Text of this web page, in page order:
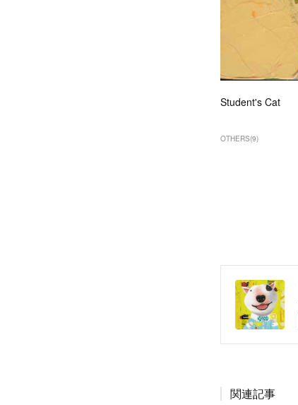
Student's Cat
OTHERS(9)
関連記事